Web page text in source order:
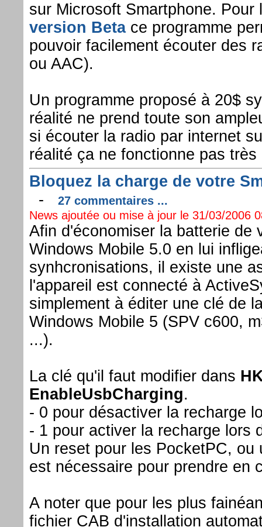
sur Microsoft Smartphone.
version Betace programme
pouvoir facilement écouter des
ou AAC).
Un programme proposé à 20$
réalité ne prend toute son
si écouter la radio par internet
réalité ça ne fonctionne pas
Bloquez la charge de votre
-
27 commentaires ...
News ajoutée ou mise à jour le 31/03/2006
Afin d'économiser la batterie de
Windows Mobile 5.0 en lui
synhcronisations, il existe une
l'appareil est connecté à
simplement à éditer une clé de
Windows Mobile 5 (SPV c600,
...).
La clé qu'il faut modifier dans
EnableUsbCharging.
- 0 pour désactiver la recharge
- 1 pour activer la recharge lors
Un reset pour les PocketPC,
est nécessaire pour prendre en
A noter que pour les plus
fichier CAB d'installation